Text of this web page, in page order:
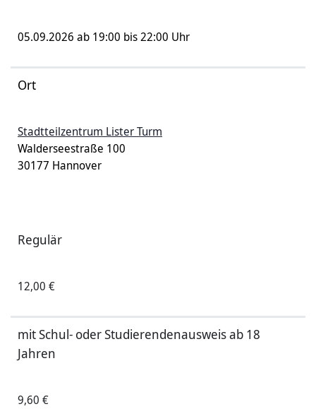
05.09.2026 ab 19:00 bis 22:00 Uhr
Ort
Stadtteilzentrum Lister Turm
Walderseestraße 100
30177 Hannover
Regulär
12,00 €
mit Schul- oder Studierendenausweis ab 18
Jahren
9,60 €